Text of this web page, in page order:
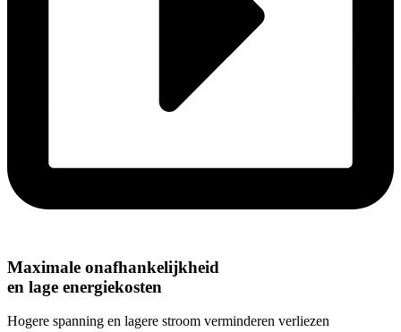
Maximale onafhankelijkheid
en lage energiekosten
Hogere spanning en lagere stroom verminderen verliezen